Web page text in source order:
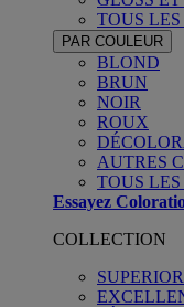
TOUS
PAR COULEUR
BLOND
BRUN
NOIR
ROUX
AUTRES
TOUS
Essayez
COLLECTION